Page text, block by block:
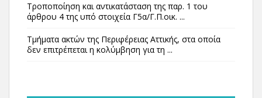
Τροποποίηση και αντικατάσταση της παρ. 1 του
άρθρου 4 της υπό στοιχεία Γ5α/Γ.Π.οικ. ...
Τμήματα ακτών της Περιφέρειας Αττικής, στα οποία
δεν επιτρέπεται η κολύμβηση για τη ...